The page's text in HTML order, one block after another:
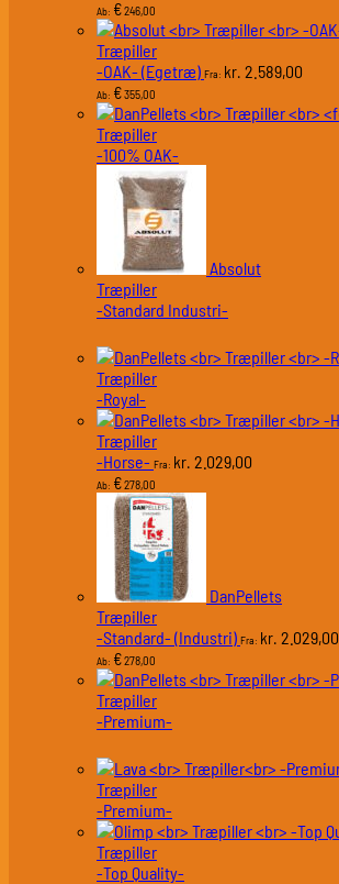
Ab: €246,00
Træpiller
-OAK- (Egetræ) Fra: kr. 2.589,00
Ab: €355,00
Træpiller
-100% OAK-
Absolut
Træpiller
-Standard Industri-
Træpiller
-Royal-
Træpiller
-Horse- Fra: kr. 2.029,00
Ab: €278,00
DanPellets
Træpiller
-Standard- (Industri) Fra: kr. 2.029,00
Ab: €278,00
Træpiller
-Premium-
Træpiller
-Premium-
Træpiller
-Top Quality-